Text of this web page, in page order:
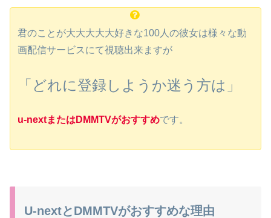
君のことが大大大大大好きな100人の彼女は様々な動
画配信サービスにて視聴出来ますが
「どれに登録しようか迷う方は」
u-nextまたはDMMTVがおすすめです。
U-nextとDMMTVがおすすめな理由